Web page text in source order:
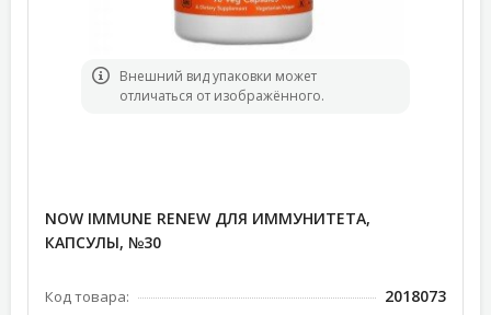
Bнешний вид упаковки может
отличаться от изображённого.
NOW IMMUNE RENEW ДЛЯ ИММУНИТЕТА,
КАПСУЛЫ, №30
Код товара: 2018073